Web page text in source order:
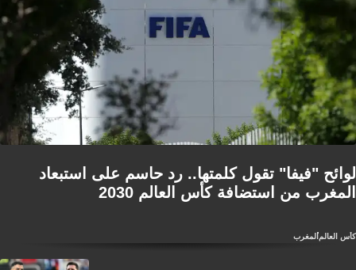
لوائح "فيفا" تقول كلمتها.. رد حاسم على استبعاد
المغرب من استضافة كأس العالم 2030
كأس العالمالمغرب